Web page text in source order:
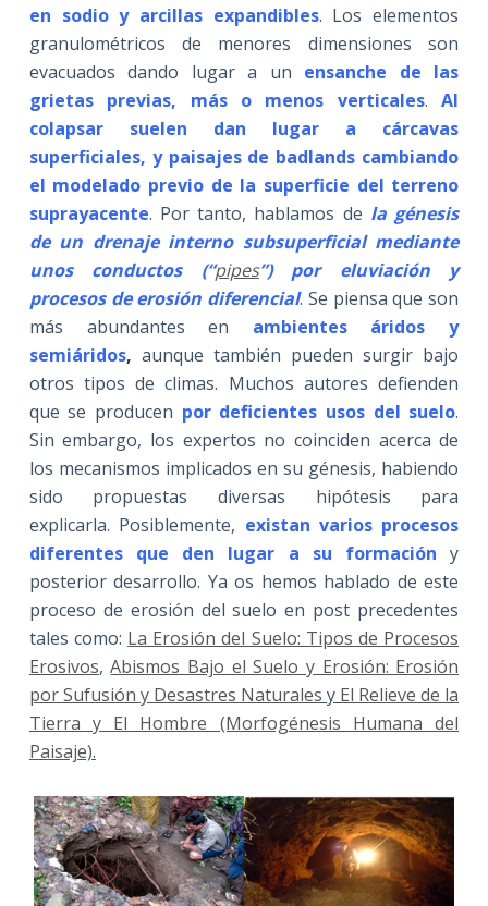
en sodio y arcillas expandibles. Los elementos
granulométricos de menores dimensiones son
evacuados dando lugar a un ensanche de las
grietas previas, más o menos verticales.Al
colapsar suelen dan lugar a cárcavas
superficiales, y paisajes de badlands cambiando
el modelado previo de la superficie del terreno
suprayacente. Por tanto, hablamos de la génesis
de un drenaje interno subsuperficial mediante
unos conductos (“pipes”) por eluviación y
procesos de erosión diferencial. Se piensa que son
más abundantes en ambientes áridos y
semiáridos, aunque también pueden surgir bajo
otros tipos de climas. Muchos autores defienden
que se producen por deficientes usos del suelo.
Sin embargo, los expertos no coinciden acerca de
los mecanismos implicados en su génesis, habiendo
sido propuestas diversas hipótesis para
explicarla. Posiblemente, existan varios procesos
diferentes que den lugar a su formación y
posterior desarrollo. Ya os hemos hablado de este
proceso de erosión del suelo en post precedentes
tales como: La Erosión del Suelo: Tipos de Procesos
Erosivos,Abismos Bajo el Suelo y Erosión: Erosión
por Sufusión y Desastres Naturales y El Relieve de la
Tierra y El Hombre (Morfogénesis Humana del
Paisaje).